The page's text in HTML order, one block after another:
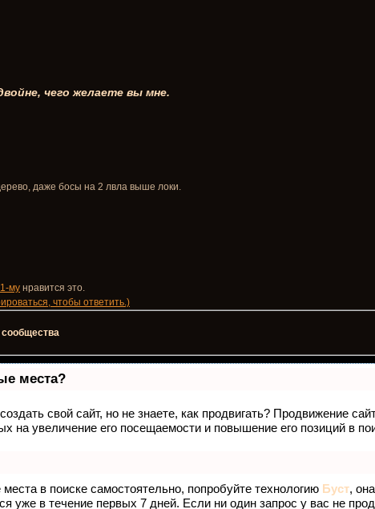
чего желаете вы мне.
даже босы на 2 лвла выше локи.
му нравится это.
чтобы ответить.)
места?
свой сайт, но не знаете, как продвигать? Продвижение
на увеличение его посещаемости и повышение его позиций в
в поиске самостоятельно, попробуйте технологию Буст,
уже в течение первых 7 дней. Если ни один запрос у вас не